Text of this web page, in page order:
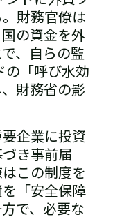
財務官僚は
国の資金を外
、自らの監
の「呼び水効
財務省の影
企業に投資
き事前届
この制度を
「安全保障
で、必要な